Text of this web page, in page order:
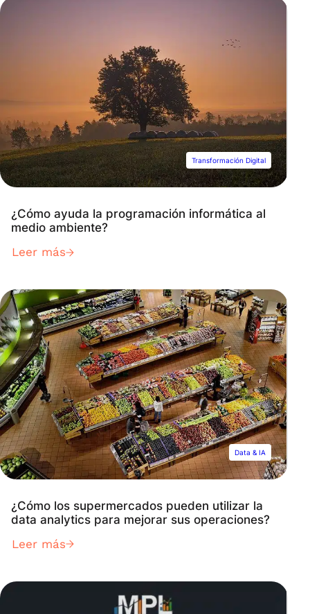
Transformación Digital
¿Cómo ayuda la programación informática al
medio ambiente?
Leer más
Data & IA
¿Cómo los supermercados pueden utilizar la
data analytics para mejorar sus operaciones?
Leer más